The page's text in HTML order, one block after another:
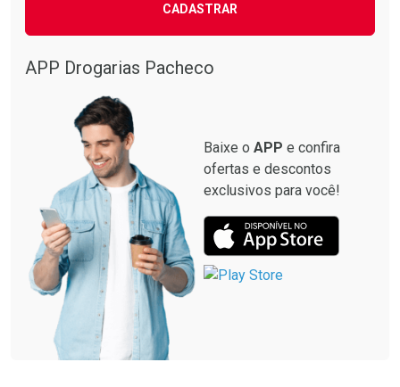
CADASTRAR
APP Drogarias Pacheco
Baixe o APP e confira
ofertas e descontos
exclusivos para você!